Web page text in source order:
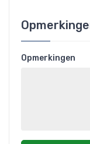
Opmerkingen